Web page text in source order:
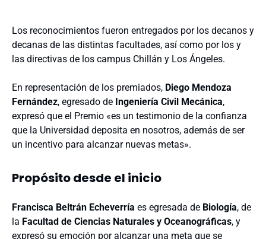
Los reconocimientos fueron entregados por los decanos y
decanas de las distintas facultades, así como por los y
las directivas de los campus Chillán y Los Ángeles.
En representación de los premiados, Diego Mendoza
Fernández, egresado de Ingeniería Civil Mecánica,
expresó que el Premio «es un testimonio de la confianza
que la Universidad deposita en nosotros, además de ser
un incentivo para alcanzar nuevas metas».
Propósito desde el inicio
Francisca Beltrán Echeverría es egresada de Biología, de
la Facultad de Ciencias Naturales y Oceanográficas, y
expresó su emoción por alcanzar una meta que se